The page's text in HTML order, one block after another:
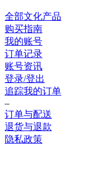
全部文化产品
购买指南
我的账号
订单记录
账号资讯
登录/登出
追踪我的订单
–
订单与配送
退货与退款
隐私政策